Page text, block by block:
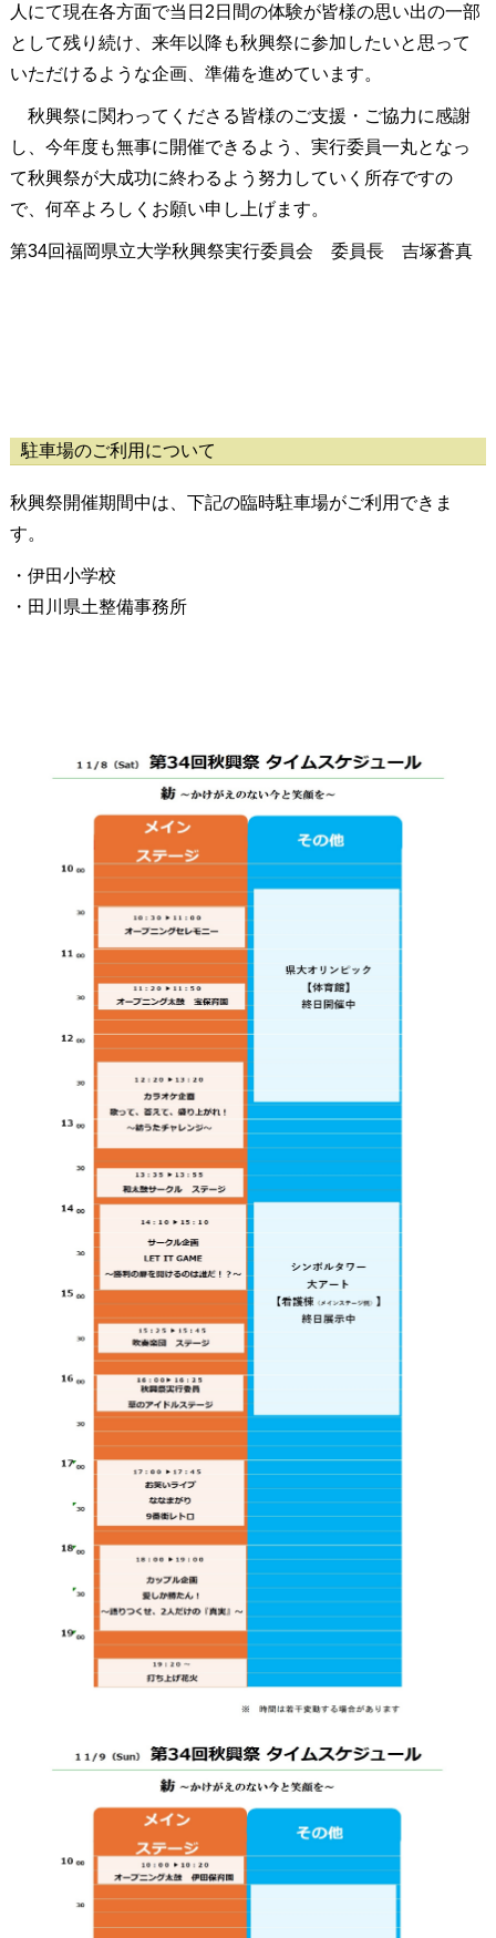
人にて現在各方面で当日2日間の体験が皆様の思い出の一部
として残り続け、来年以降も秋興祭に参加したいと思って
いただけるような企画、準備を進めています。
秋興祭に関わってくださる皆様のご支援・ご協力に感謝
し、今年度も無事に開催できるよう、実行委員一丸となっ
て秋興祭が大成功に終わるよう努力していく所存ですの
で、何卒よろしくお願い申し上げます。
第34回福岡県立大学秋興祭実行委員会 委員長 吉塚蒼真
駐車場のご利用について
秋興祭開催期間中は、下記の臨時駐車場がご利用できま
す。
・伊田小学校
・田川県土整備事務所